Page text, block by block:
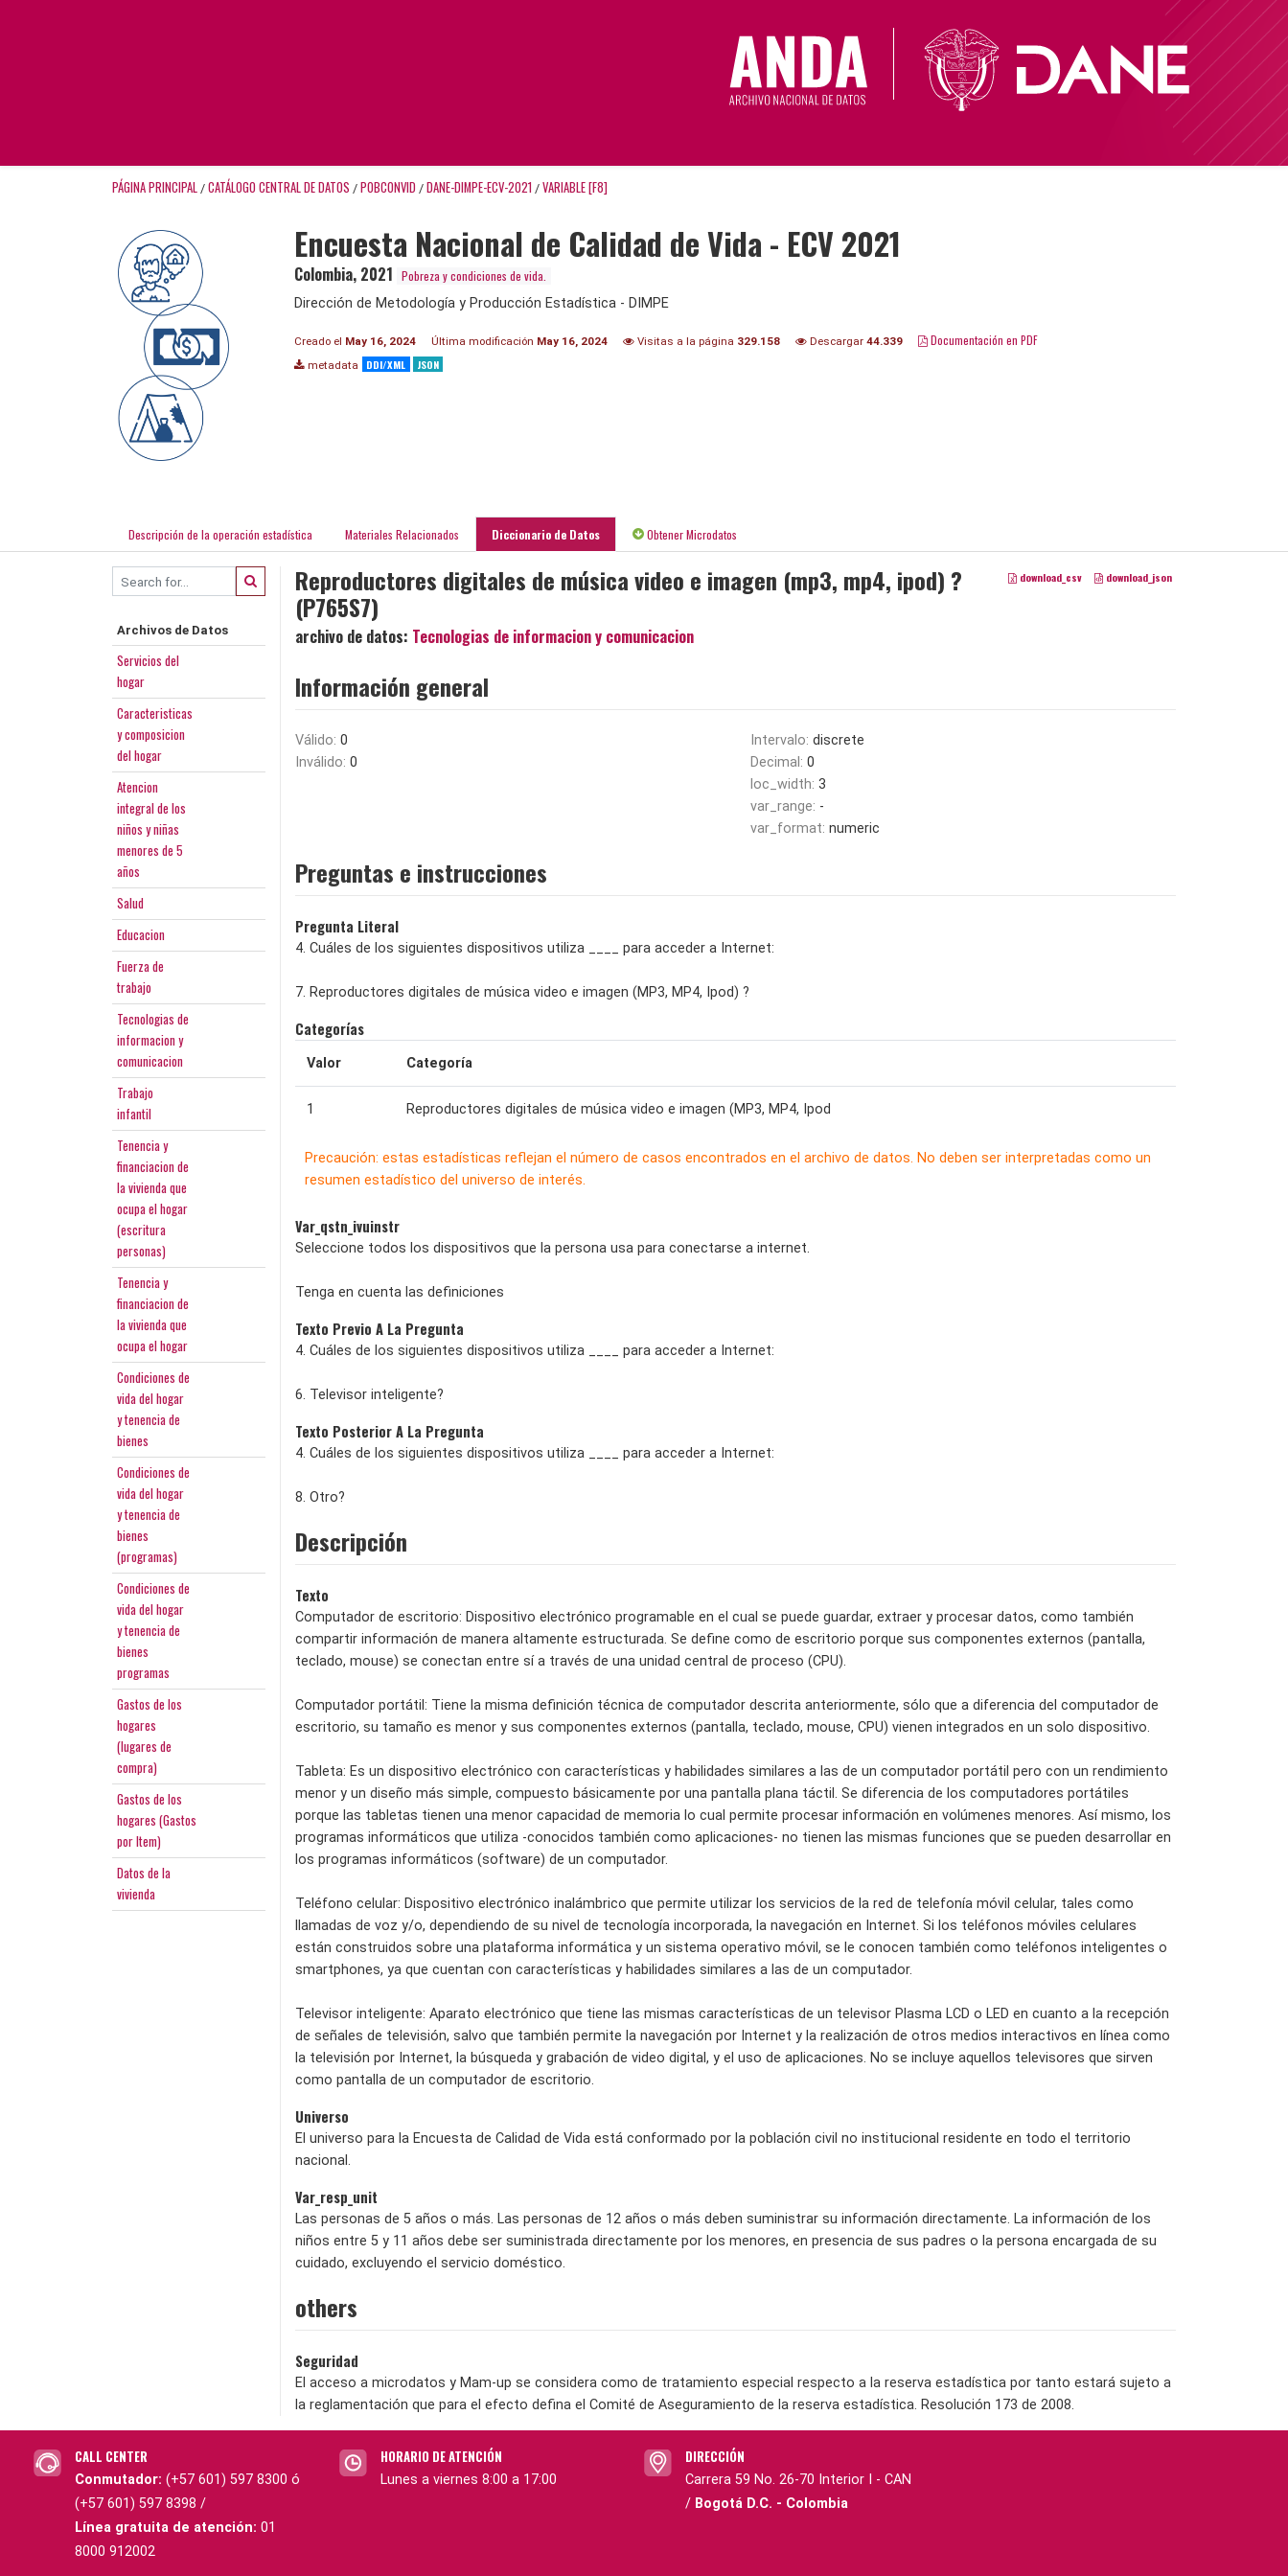
PÁGINA PRINCIPAL / CATÁLOGO CENTRAL DE DATOS / POBCONVID / DANE-DIMPE-ECV-2021 / VARIABLE [F8]
Encuesta Nacional de Calidad de Vida - ECV 2021
Colombia, 2021 Pobreza y condiciones de vida.
Dirección de Metodología y Producción Estadística - DIMPE
Creado el May 16, 2024 Última modificación May 16, 2024 Visitas a la página 329.158 Descargar 44.339 Documentación en PDF
metadata DDI/XML JSON
Descripción de la operación estadística Materiales Relacionados Diccionario de Datos Obtener Microdatos
Archivos de Datos
Servicios del
hogar
Caracteristicas
y composicion
del hogar
Atencion
integral de los
niños y niñas
menores de 5
años
Salud
Educacion
Fuerza de
trabajo
Tecnologias de
informacion y
comunicacion
Trabajo
infantil
Tenencia y
financiacion de
la vivienda que
ocupa el hogar
(escritura
personas)
Tenencia y
financiacion de
la vivienda que
ocupa el hogar
Condiciones de
vida del hogar
y tenencia de
bienes
Condiciones de
vida del hogar
y tenencia de
bienes
(programas)
Condiciones de
vida del hogar
y tenencia de
bienes
programas
Gastos de los
hogares
(lugares de
compra)
Gastos de los
hogares (Gastos
por Item)
Datos de la
vivienda
download_csv download_json
Reproductores digitales de música video e imagen (mp3, mp4, ipod) ?
(P765S7)
archivo de datos: Tecnologias de informacion y comunicacion
Información general
Válido: 0
Inválido: 0
Intervalo: discrete
Decimal: 0
loc_width: 3
var_range: -
var_format: numeric
Preguntas e instrucciones
Pregunta Literal
4. Cuáles de los siguientes dispositivos utiliza ____ para acceder a Internet:
7. Reproductores digitales de música video e imagen (MP3, MP4, Ipod) ?
Categorías
Valor Categoría
1 Reproductores digitales de música video e imagen (MP3, MP4, Ipod
Precaución: estas estadísticas reflejan el número de casos encontrados en el archivo de datos. No deben ser interpretadas como un
resumen estadístico del universo de interés.
Var_qstn_ivuinstr
Seleccione todos los dispositivos que la persona usa para conectarse a internet.
Tenga en cuenta las definiciones
Texto Previo A La Pregunta
4. Cuáles de los siguientes dispositivos utiliza ____ para acceder a Internet:
6. Televisor inteligente?
Texto Posterior A La Pregunta
4. Cuáles de los siguientes dispositivos utiliza ____ para acceder a Internet:
8. Otro?
Descripción
Texto
Computador de escritorio: Dispositivo electrónico programable en el cual se puede guardar, extraer y procesar datos, como también
compartir información de manera altamente estructurada. Se define como de escritorio porque sus componentes externos (pantalla,
teclado, mouse) se conectan entre sí a través de una unidad central de proceso (CPU).
Computador portátil: Tiene la misma definición técnica de computador descrita anteriormente, sólo que a diferencia del computador de
escritorio, su tamaño es menor y sus componentes externos (pantalla, teclado, mouse, CPU) vienen integrados en un solo dispositivo.
Tableta: Es un dispositivo electrónico con características y habilidades similares a las de un computador portátil pero con un rendimiento
menor y un diseño más simple, compuesto básicamente por una pantalla plana táctil. Se diferencia de los computadores portátiles
porque las tabletas tienen una menor capacidad de memoria lo cual permite procesar información en volúmenes menores. Así mismo, los
programas informáticos que utiliza -conocidos también como aplicaciones- no tienen las mismas funciones que se pueden desarrollar en
los programas informáticos (software) de un computador.
Teléfono celular: Dispositivo electrónico inalámbrico que permite utilizar los servicios de la red de telefonía móvil celular, tales como
llamadas de voz y/o, dependiendo de su nivel de tecnología incorporada, la navegación en Internet. Si los teléfonos móviles celulares
están construidos sobre una plataforma informática y un sistema operativo móvil, se le conocen también como teléfonos inteligentes o
smartphones, ya que cuentan con características y habilidades similares a las de un computador.
Televisor inteligente: Aparato electrónico que tiene las mismas características de un televisor Plasma LCD o LED en cuanto a la recepción
de señales de televisión, salvo que también permite la navegación por Internet y la realización de otros medios interactivos en línea como
la televisión por Internet, la búsqueda y grabación de video digital, y el uso de aplicaciones. No se incluye aquellos televisores que sirven
como pantalla de un computador de escritorio.
Universo
El universo para la Encuesta de Calidad de Vida está conformado por la población civil no institucional residente en todo el territorio
nacional.
Var_resp_unit
Las personas de 5 años o más. Las personas de 12 años o más deben suministrar su información directamente. La información de los
niños entre 5 y 11 años debe ser suministrada directamente por los menores, en presencia de sus padres o la persona encargada de su
cuidado, excluyendo el servicio doméstico.
others
Seguridad
El acceso a microdatos y Mam-up se considera como de tratamiento especial respecto a la reserva estadística por tanto estará sujeto a
la reglamentación que para el efecto defina el Comité de Aseguramiento de la reserva estadística. Resolución 173 de 2008.
CALL CENTER
Conmutador: (+57 601) 597 8300 ó
(+57 601) 597 8398 /
Línea gratuita de atención: 01
8000 912002
HORARIO DE ATENCIÓN
Lunes a viernes 8:00 a 17:00
DIRECCIÓN
Carrera 59 No. 26-70 Interior I - CAN
/ Bogotá D.C. - Colombia